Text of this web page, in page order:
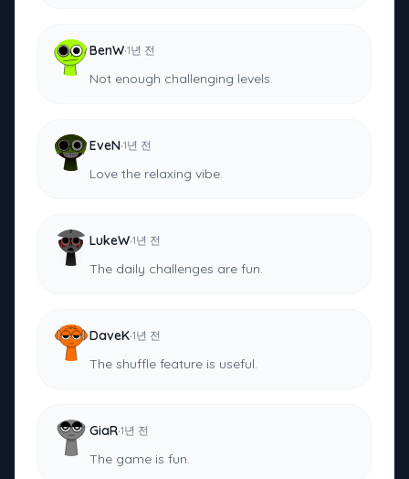
BenW·1년 전
Not enough challenging levels.
EveN·1년 전
Love the relaxing vibe.
LukeW·1년 전
The daily challenges are fun.
DaveK·1년 전
The shuffle feature is useful.
GiaR·1년 전
The game is fun.